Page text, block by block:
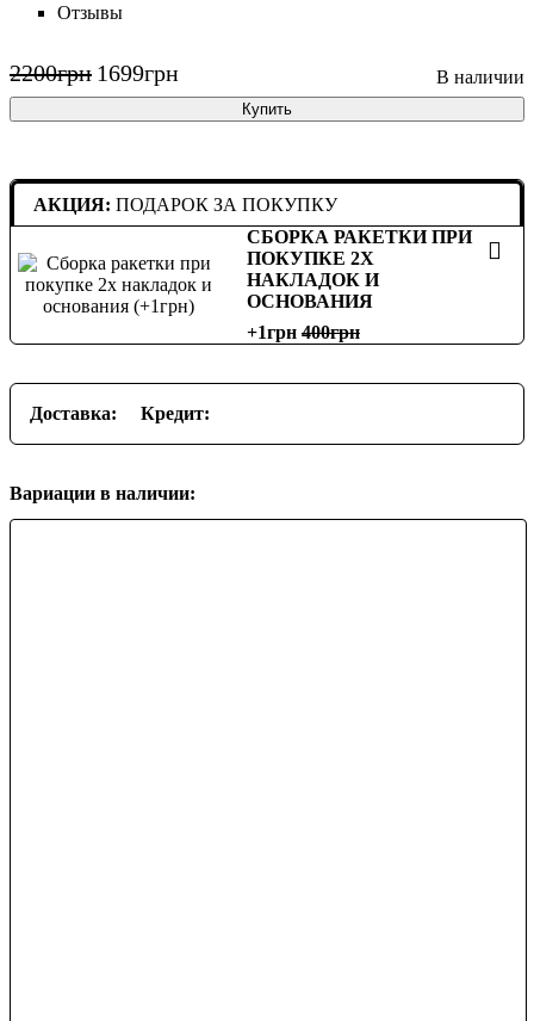
Отзывы
2200грн 1699грн
Купить
АКЦИЯ: ПОДАРОК ЗА ПОКУПКУ
СБОРКА РАКЕТКИ ПРИ
ПОКУПКЕ 2Х
НАКЛАДОК И
ОСНОВАНИЯ
+1грн 400
Доставка: Кредит:
Вариации в наличии: